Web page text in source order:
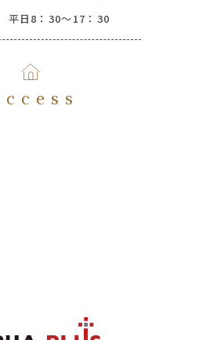
平日8：30～17：30